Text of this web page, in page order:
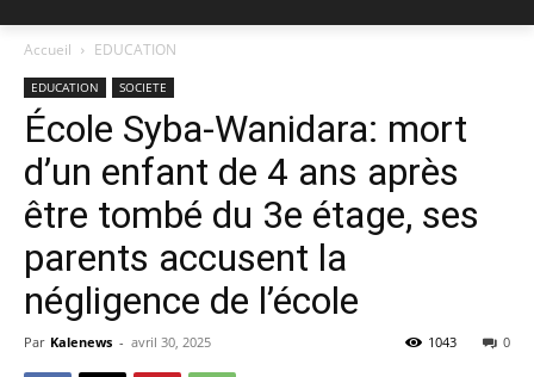
Accueil EDUCATION
EDUCATION SOCIETE
École Syba-Wanidara: mort
d’un enfant de 4 ans après
être tombé du 3e étage, ses
parents accusent la
négligence de l’école
Par Kalenews - avril 30, 2025 0
1043